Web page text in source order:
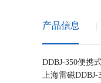
产品信息
DDBJ-350便携
上海雷磁DDBJ-